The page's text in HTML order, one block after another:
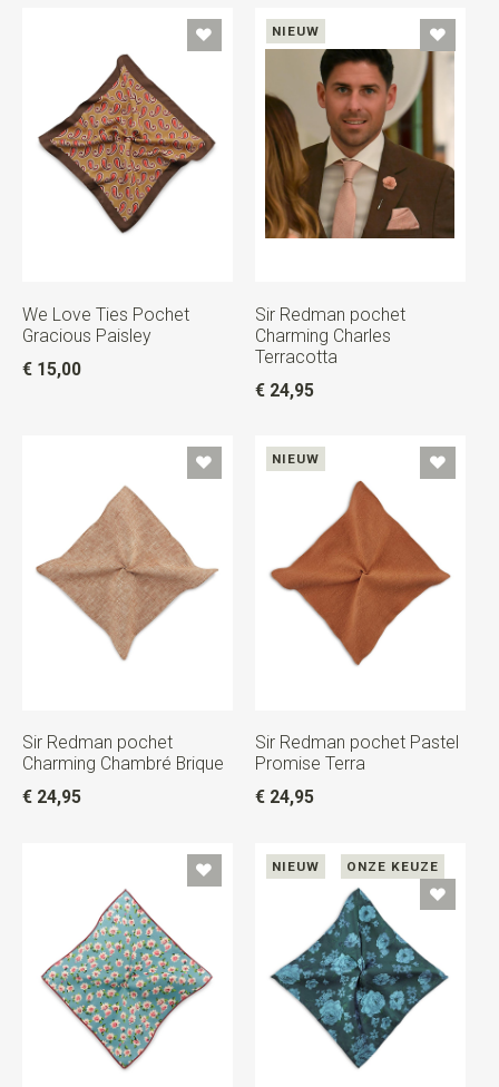
We Love Ties Pochet
Gracious Paisley
€ 15,00
NIEUW
Sir Redman pochet
Charming Charles
Terracotta
€ 24,95
Sir Redman pochet
Charming Chambré Brique
€ 24,95
NIEUW
Sir Redman pochet Pastel
Promise Terra
€ 24,95
NIEUW ONZE KEUZE